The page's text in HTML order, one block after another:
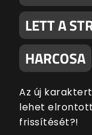
LETT A
HARCOSA
Az új
lehet
frissítését?!